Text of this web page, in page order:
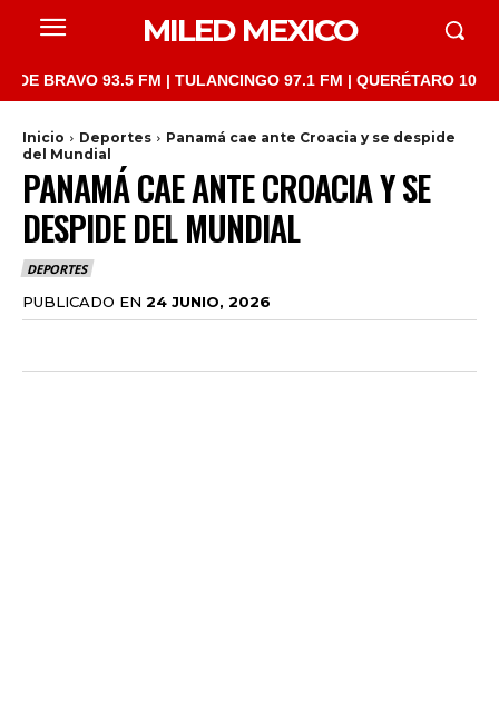
MILED MEXICO
93.5 FM | TULANCINGO 97.1 FM | QUERÉTARO 103.1
Inicio Deportes
Panamá cae ante Croacia y se despide
del Mundial
PANAMÁ CAE ANTE CROACIA Y SE
DESPIDE DEL MUNDIAL
DEPORTES
PUBLICADO EN 24 JUNIO, 2026